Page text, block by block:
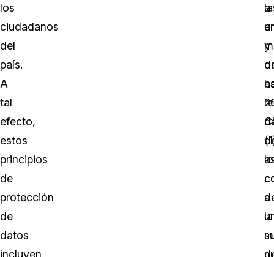
los
ciudadanos
del
país.
A
tal
efecto,
estos
principios
de
protección
de
datos
incluyen
a
a
la
y